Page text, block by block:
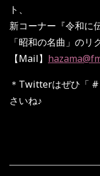
ト、
新コーナー『令和に
「昭和の名曲」のリ
【Mail】
＊Twitterはぜひ「
さいね♪